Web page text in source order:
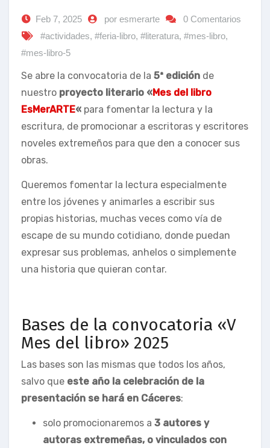
Feb 7, 2025 por esmerarte
0 Comentarios
#actividades, #feria-libro, #literatura, #mes-libro,
#mes-libro-5
Se abre la convocatoria de la 5ª edición de
nuestro proyecto literario «Mes del libro
EsMerARTE« para fomentar la lectura y la
escritura, de promocionar a escritoras y escritores
noveles extremeños para que den a conocer sus
obras.
Queremos fomentar la lectura especialmente
entre los jóvenes y animarles a escribir sus
propias historias, muchas veces como vía de
escape de su mundo cotidiano, donde puedan
expresar sus problemas, anhelos o simplemente
una historia que quieran contar.
Bases de la convocatoria «V
Mes del libro» 2025
Las bases son las mismas que todos los años,
salvo que este año la celebración de la
presentación se hará en Cáceres:
solo promocionaremos a 3 autores y
autoras extremeñas, o vinculados con